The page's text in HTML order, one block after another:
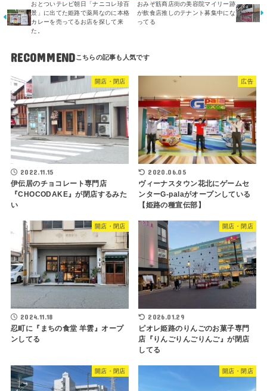
おとついテレビ朝日「ナニコレ珍百
景」に出てた姫路で薬局なのに本格
カレーを売ってるお店を探して来
た。
おみぞ筋商店街の美容院マイリー跡
が飲食店推しのテナント募集中にな
ってる
RECOMMEND
開店・閉店
2022.11.15
伊伝居のチョコレート専門店
『CHOCODAKE』が閉店するみた
い
広告
2020.06.05
ヴィーナスタウン花北にゲームセ
ンターG-palaがオープンしている
【姫路の種宣伝部】
開店・閉店
2024.11.18
忍町に『まちの食堂 羊雲』オープ
ンしてる
開店・閉店
2026.01.29
ピオレ姫路のりんごのお菓子専門
店『りんごりんごりんご』が閉店
してる
開店・閉店 開店・閉店